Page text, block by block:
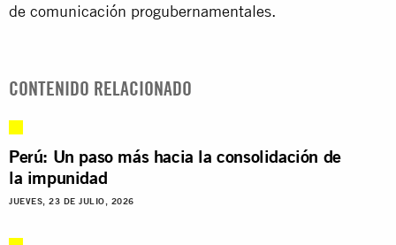
de comunicación progubernamentales.
CONTENIDO RELACIONADO
Perú: Un paso más hacia la consolidación de
la impunidad
JUEVES, 23 DE JULIO, 2026